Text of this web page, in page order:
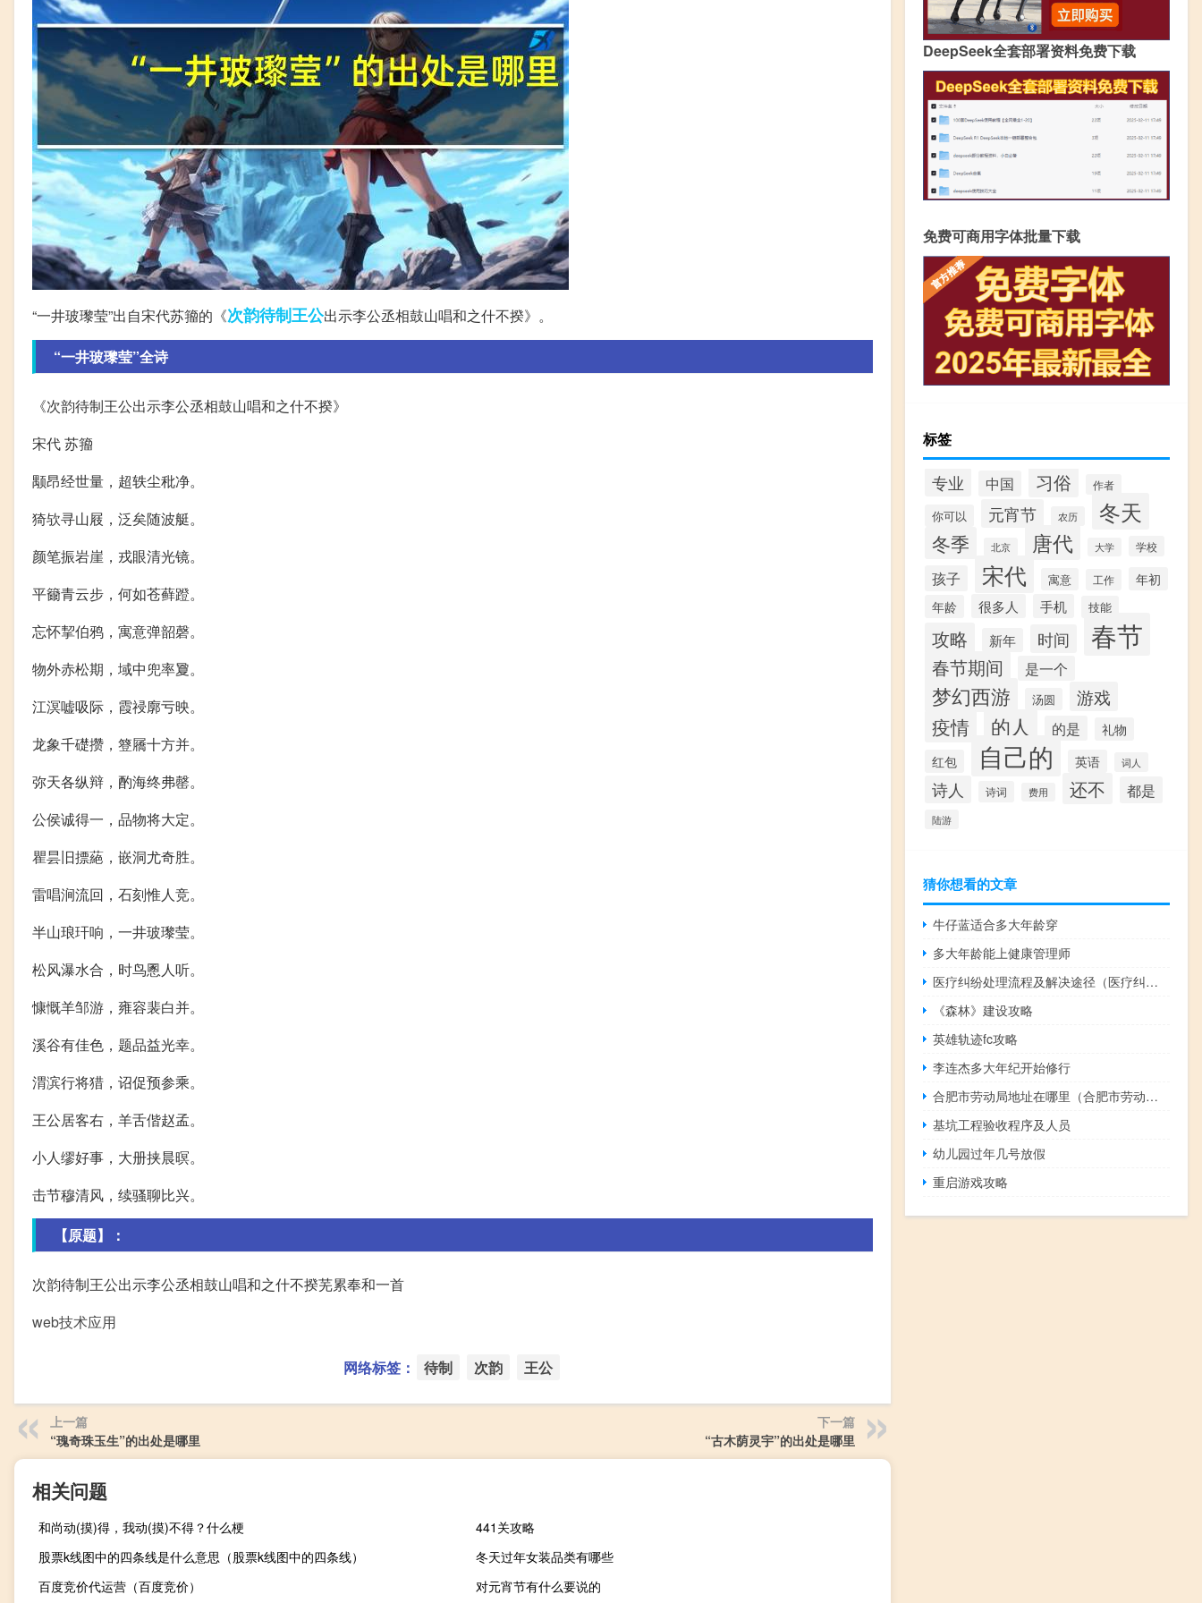
“一井玻瓈莹”出自宋代苏籀的《次韵待制王公出示李公丞相鼓山唱和之什不揆》。
“一井玻瓈莹”全诗
《次韵待制王公出示李公丞相鼓山唱和之什不揆》
宋代 苏籀
颙昂经世量，超轶尘秕净。
猗欤寻山屐，泛矣随波艇。
颜笔振岩崖，戎眼清光镜。
平籋青云步，何如苍藓蹬。
忘怀挈伯鸦，寓意弹韶磬。
物外赤松期，域中兜率夐。
江溟嘘吸际，霞祲廓亏映。
龙象千礎攒，簦屩十方并。
弥天各纵辩，酌海终弗罄。
公侯诚得一，品物将大定。
瞿昙旧摽蕝，嵌洞尤奇胜。
雷唱涧流回，石刻惟人竞。
半山琅玕响，一井玻瓈莹。
松风瀑水合，时鸟慁人听。
慷慨羊邹游，雍容裴白并。
溪谷有佳色，题品益光幸。
渭滨行将猎，诏促预参乘。
王公居客右，羊舌偕赵孟。
小人缪好事，大册挟晨暝。
击节穆清风，续骚聊比兴。
【原题】：
次韵待制王公出示李公丞相鼓山唱和之什不揆芜累奉和一首
web技术应用
网络标签： 待制 次韵 王公
上一篇
“瑰奇珠玉生”的出处是哪里
下一篇
“古木荫灵宇”的出处是哪里
相关问题
和尚动(摸)得，我动(摸)不得？什么梗
441关攻略
股票k线图中的四条线是什么意思（股票k线图中的四条线）
冬天过年女装品类有哪些
百度竞价代运营（百度竞价）
对元宵节有什么要说的
DeepSeek全套部署资料免费下载
免费可商用字体批量下载
标签
专业 中国 习俗 作者
你可以 元宵节 农历 冬天
冬季 北京 唐代 大学 学校
孩子 宋代 寓意 工作
年初
年龄
很多人 手机 技能
攻略 新年 时间 春节
春节期间 是一个
梦幻西游 汤圆 游戏
疫情 的人 的是
礼物
红包
自己的 英语 词人
诗人 诗词 费用 还不 都是
陆游
猜你想看的文章
牛仔蓝适合多大年龄穿
多大年龄能上健康管理师
医疗纠纷处理流程及解决途径（医疗纠纷处理）
《森林》建设攻略
英雄轨迹fc攻略
李连杰多大年纪开始修行
合肥市劳动局地址在哪里（合肥市劳动局）
基坑工程验收程序及人员
幼儿园过年几号放假
重启游戏攻略